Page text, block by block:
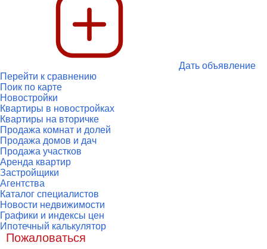
Дать объявление
Перейти к сравнению
Поик по карте
Новостройки
Квартиры в новостройках
Квартиры на вторичке
Продажа комнат и долей
Продажа домов и дач
Продажа участков
Аренда квартир
Застройщики
Агентства
Каталог специалистов
Новости недвижимости
Графики и индексы цен
Ипотечный калькулятор
Пожаловаться